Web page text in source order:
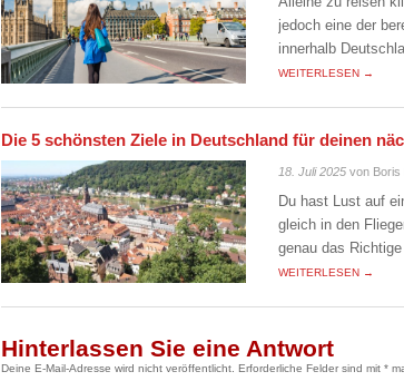
jedoch eine der
innerhalb
WEITERLESEN →
Die 5 schönsten Ziele in Deutschland für deinen
18. Juli 2025 von Boris
Du hast Lust auf
gleich in den
genau das
WEITERLESEN →
Hinterlassen Sie eine Antwort
Deine E-Mail-Adresse wird nicht veröffentlicht. Erforderliche Felder sind mit *